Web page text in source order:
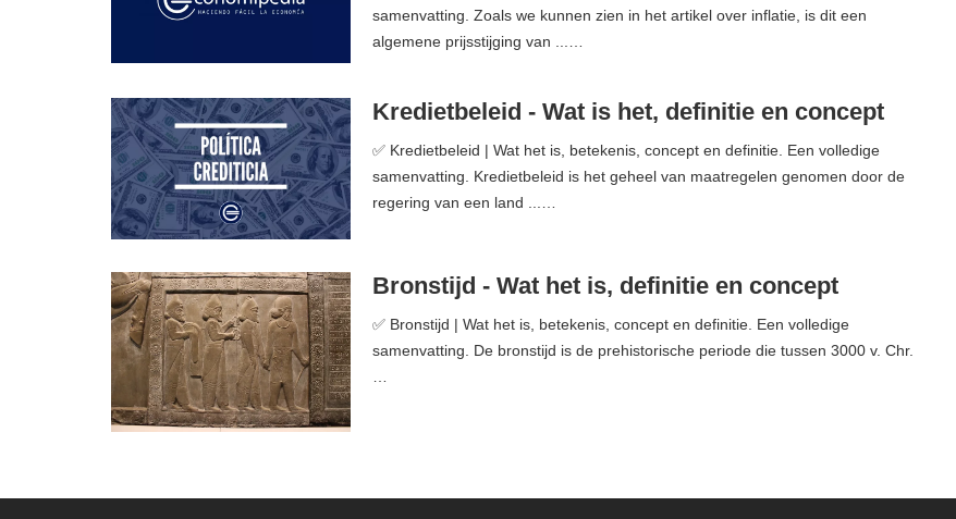
samenvatting. Zoals we kunnen zien in het artikel over inflatie, is dit een
algemene prijsstijging van ...…
Kredietbeleid - Wat is het, definitie en concept
✅ Kredietbeleid | Wat het is, betekenis, concept en definitie. Een volledige
samenvatting. Kredietbeleid is het geheel van maatregelen genomen door de
regering van een land ...…
Bronstijd - Wat het is, definitie en concept
✅ Bronstijd | Wat het is, betekenis, concept en definitie. Een volledige
samenvatting. De bronstijd is de prehistorische periode die tussen 3000 v. Chr.